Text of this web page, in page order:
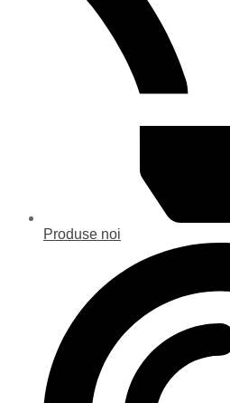
Produse noi